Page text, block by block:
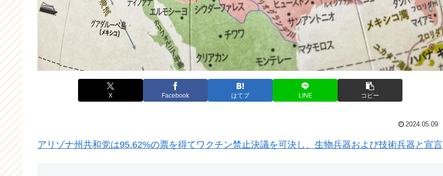
X Facebook はてブ LINE コピー
2024.05.09
アリゾナ州共和党は95.62%の票を得てワクチン禁止決議を可決し、生物兵器および技術兵器と宣言